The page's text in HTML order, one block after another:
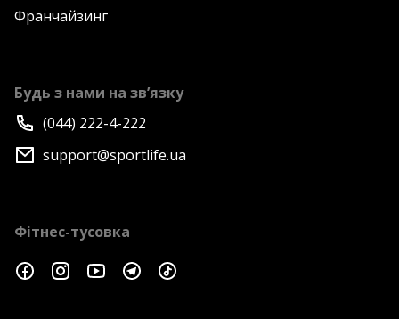
Франчайзинг
Будь з нами на зв’язку
(044) 222-4-222
support@sportlife.ua
Фітнес-тусовка